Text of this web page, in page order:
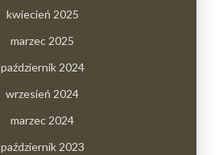
kwiecień 2025
marzec 2025
październik 2024
wrzesień 2024
marzec 2024
październik 2023